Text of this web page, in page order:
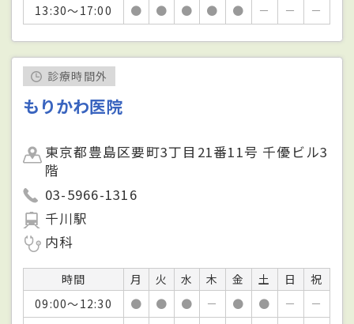
13:30～17:00
● ● ● ● ● － － －
診療時間外
もりかわ医院
東京都豊島区要町3丁目21番11号 千優ビル3
階
03-5966-1316
千川駅
内科
時間 月 火 水 木 金 土 日
祝
09:00～12:30
● ● ● － ● ● －
－